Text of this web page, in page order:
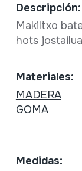
Descripción:
Makiltxo
hots
Materiales:
MADERA
GOMA
Medidas: